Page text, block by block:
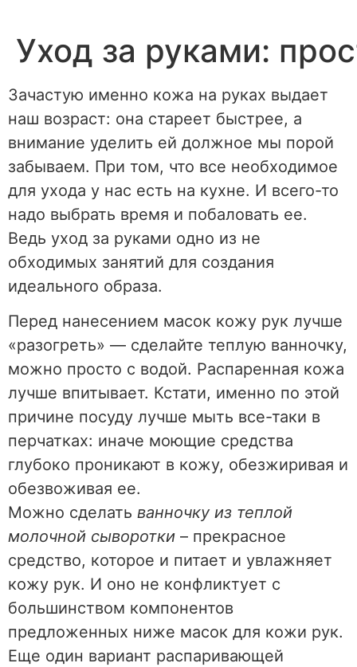
содержимому
Уход за руками:
Зачастую именно кожа на руках выдает
наш возраст: она стареет быстрее, а
внимание уделить ей должное мы порой
забываем. При том, что все необходимое
для ухода у нас есть на кухне. И всего-то
надо выбрать время и побаловать ее.
Ведь уход за руками одно из не
обходимых занятий для создания
идеального образа.
Перед нанесением масок кожу рук лучше
«разогреть» — сделайте теплую ванночку,
можно просто с водой. Распаренная кожа
лучше впитывает. Кстати, именно по этой
причине посуду лучше мыть все-таки в
перчатках: иначе моющие средства
глубоко проникают в кожу, обезжиривая и
обезвоживая ее.
Можно сделать ванночку из теплой
молочной сыворотки – прекрасное
средство, которое и питает и увлажняет
кожу рук. И оно не конфликтует с
большинством компонентов
предложенных ниже масок для кожи рук.
Еще один вариант распаривающей